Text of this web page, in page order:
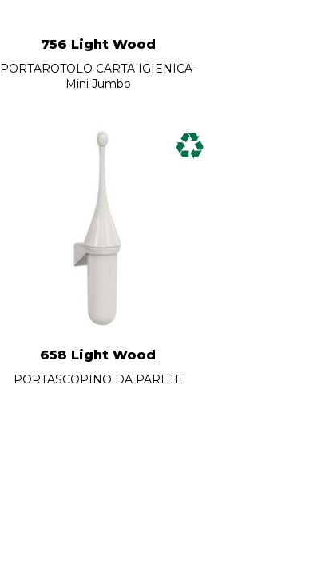
756 Light Wood
PORTAROTOLO CARTA IGIENICA-
Mini Jumbo
658 Light Wood
PORTASCOPINO DA PARETE